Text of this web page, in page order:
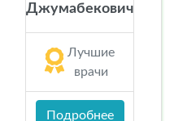
Джумабекович
Лучшие
врачи
Подробнее